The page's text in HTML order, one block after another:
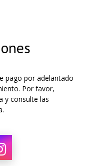
pago por adelantado
Por favor,
y consulte las